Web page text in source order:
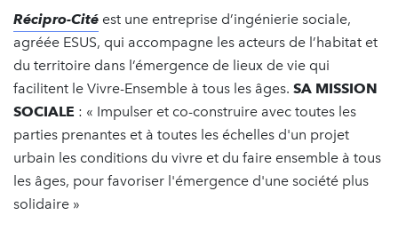
Récipro-Cité est une entreprise d’ingénierie sociale,
agréée ESUS, qui accompagne les acteurs de l’habitat et
du territoire dans l’émergence de lieux de vie qui
facilitent le Vivre-Ensemble à tous les âges. SA MISSION
SOCIALE : « Impulser et co-construire avec toutes les
parties prenantes et à toutes les échelles d'un projet
urbain les conditions du vivre et du faire ensemble à tous
les âges, pour favoriser l'émergence d'une société plus
solidaire »